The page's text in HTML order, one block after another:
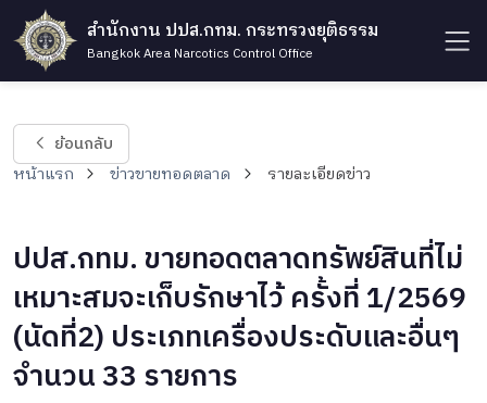
สำนักงาน ปปส.กทม. กระทรวงยุติธรรม
Bangkok Area Narcotics Control Office
ย้อนกลับ
หน้าแรก ข่าวขายทอดตลาด รายละเอียดข่าว
ปปส.กทม. ขายทอดตลาดทรัพย์สินที่ไม่
เหมาะสมจะเก็บรักษาไว้ ครั้งที่ 1/2569
(นัดที่2) ประเภทเครื่องประดับและอื่นๆ
จำนวน 33 รายการ